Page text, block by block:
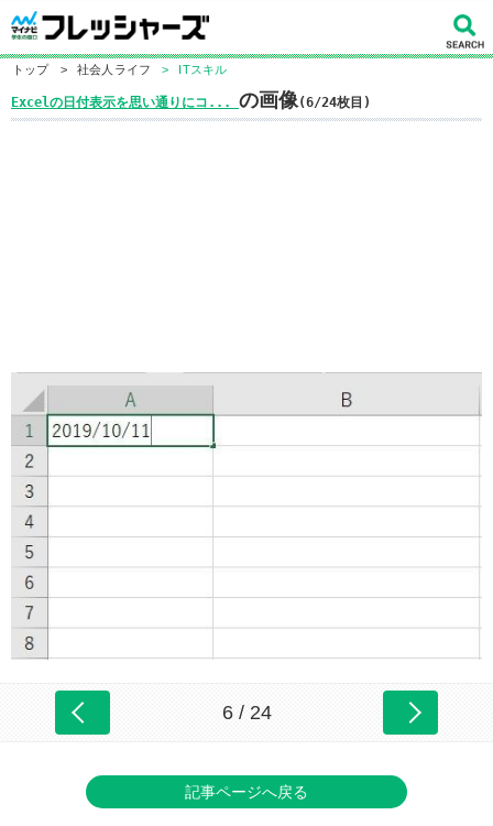
トップ > 社会人ライフ > ITスキル
Excelの日付表示を思い通りにコ... の画像(6/24枚目)
6 / 24
記事ページへ戻る